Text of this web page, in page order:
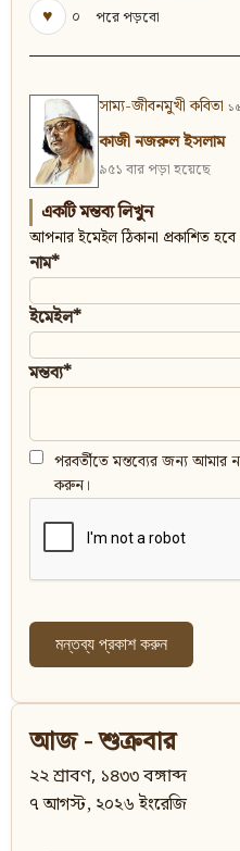
♥
০ পরে পড়বো
সাম্য-জীবনমুখী কবিতা
কাজী নজরুল ইসলাম
৯৫১ বার পড়া হয়েছে
একটি মন্তব্য লিখুন
আপনার ইমেইল ঠিকানা প্রকাশিত হবে
নাম*
ইমেইল*
মন্তব্য*
পরবর্তীতে মন্তব্যের জন্য আমার
করুন।
আজ - শুক্রবার
২২ শ্রাবণ, ১৪৩৩ বঙ্গাব্দ
৭ আগস্ট, ২০২৬ ইংরেজি